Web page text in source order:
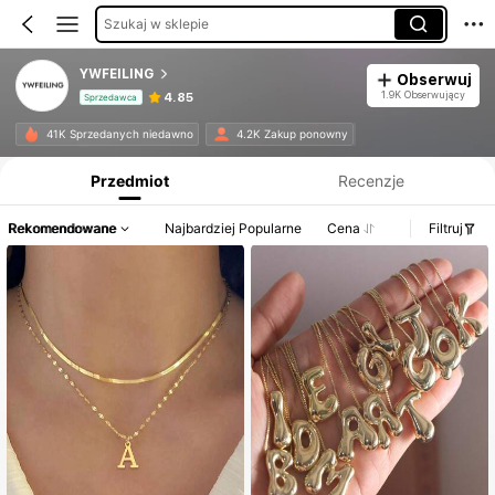
Szukaj w sklepie
YWFEILING
Sprzedawca 4.85
Obserwuj
1.9K Obserwujący
41K Sprzedanych niedawno 4.2K Zakup ponowny
Przedmiot Recenzje
Rekomendowane Najbardziej Popularne Cena Filtruj